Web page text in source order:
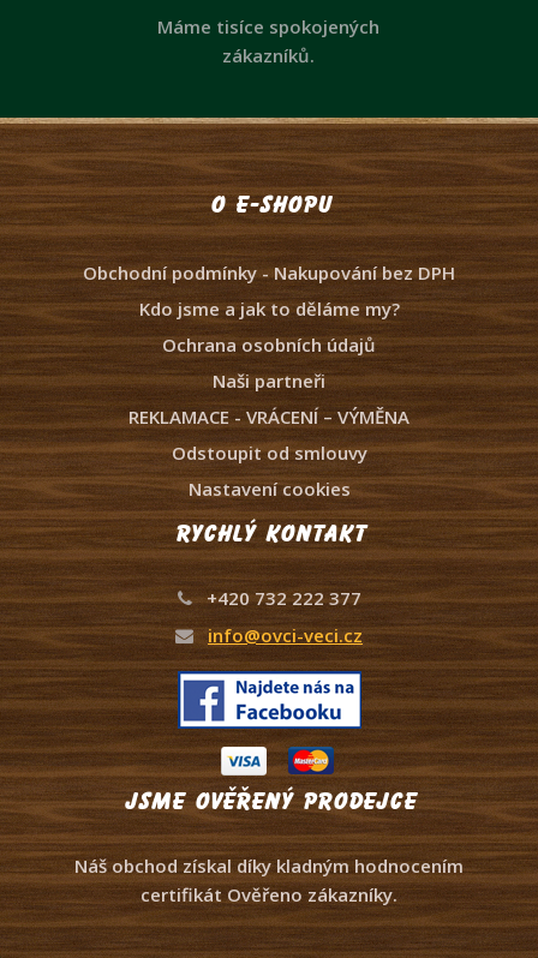
Máme tisíce spokojených
zákazníků.
O e-shopu
Obchodní podmínky - Nakupování bez DPH
Kdo jsme a jak to děláme my?
Ochrana osobních údajů
Naši partneři
REKLAMACE - VRÁCENÍ – VÝMĚNA
Odstoupit od smlouvy
Nastavení cookies
Rychlý kontakt
+420 732 222 377
info@ovci-veci.cz
Jsme ověřený prodejce
Náš obchod získal díky kladným hodnocením
certifikát Ověřeno zákazníky.